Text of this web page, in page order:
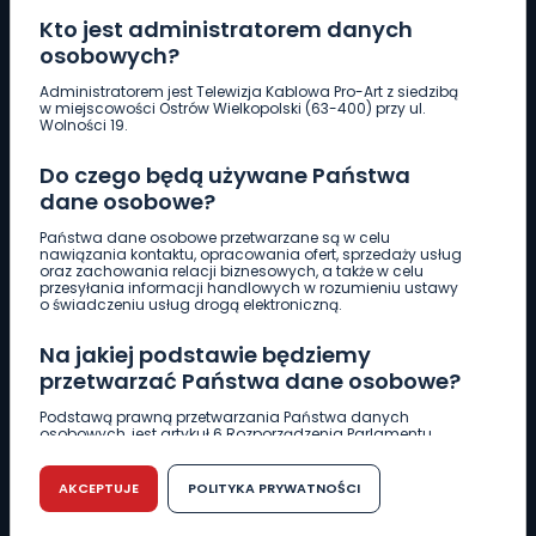
Kto jest administratorem danych
osobowych?
Administratorem jest Telewizja Kablowa Pro-Art z siedzibą
w miejscowości Ostrów Wielkopolski (63-400) przy ul.
Wolności 19.
Do czego będą używane Państwa
dane osobowe?
Państwa dane osobowe przetwarzane są w celu
nawiązania kontaktu, opracowania ofert, sprzedaży usług
oraz zachowania relacji biznesowych, a także w celu
przesyłania informacji handlowych w rozumieniu ustawy
o świadczeniu usług drogą elektroniczną.
Na jakiej podstawie będziemy
przetwarzać Państwa dane osobowe?
Podstawą prawną przetwarzania Państwa danych
osobowych, jest artykuł 6 Rozporządzenia Parlamentu
r. w sprawie ochrony osób fizycznych w związku z
przetwarzaniem danych osobowych w sprawie
swobodnego przepływu takich danych oraz uchylenia
dyrektywy 95/46/WE (RODO).
AKCEPTUJE POLITYKA PRYWATNOŚCI
Pobierz logotyp
661 997 997
REDAKCJA
62 735 22 22redakcja@wlkp24.info
DZIAŁ REKLAMY
62 735 01 85 reklama@wlkp24.info
WIADOMOŚCI
CIEKAWOSTKI